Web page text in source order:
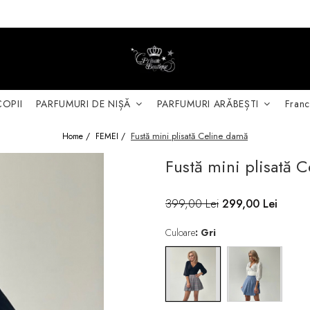
PARFUMURI DE NIȘĂ PARFUMURI ARĂBEȘTI
Home / FEMEI / Fustă mini plisată Celine damă
Fustă mini plisată
399,00 Lei 299,00 Lei
Culoare: Gri